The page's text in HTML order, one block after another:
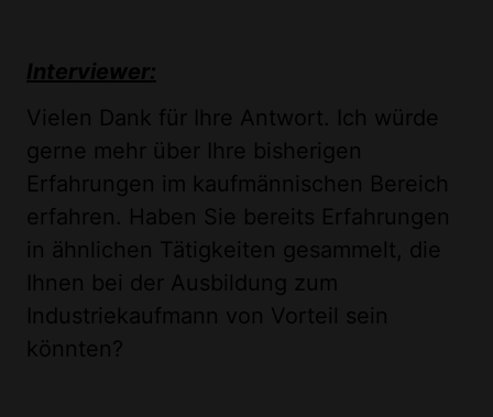
Interviewer:
Vielen Dank für Ihre Antwort. Ich würde
gerne mehr über Ihre bisherigen
Erfahrungen im kaufmännischen Bereich
erfahren. Haben Sie bereits Erfahrungen
in ähnlichen Tätigkeiten gesammelt, die
Ihnen bei der Ausbildung zum
Industriekaufmann von Vorteil sein
könnten?